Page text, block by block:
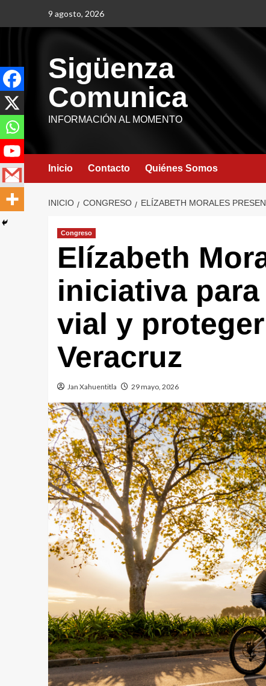
9 agosto, 2026
Sigüenza
Comunica
INFORMACIÓN AL MOMENTO
Inicio Contacto Quiénes Somos
INICIO CONGRESO ELÍZABETH MORALES
Congreso
Elízabeth
iniciativa
vial y
Veracruz
Jan Xahuentitla 29 mayo, 2026